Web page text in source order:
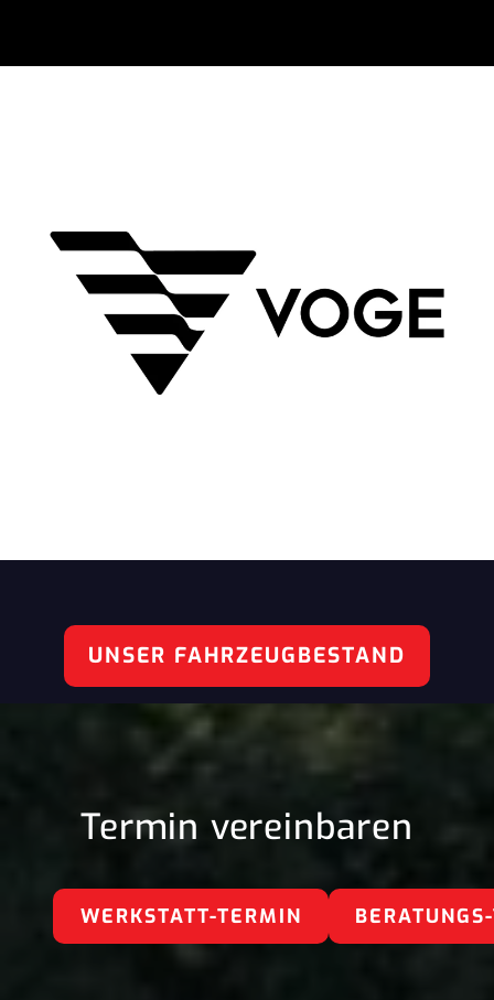
UNSER FAHRZEUGBESTAND
Termin vereinbaren
WERKSTATT-TERMIN